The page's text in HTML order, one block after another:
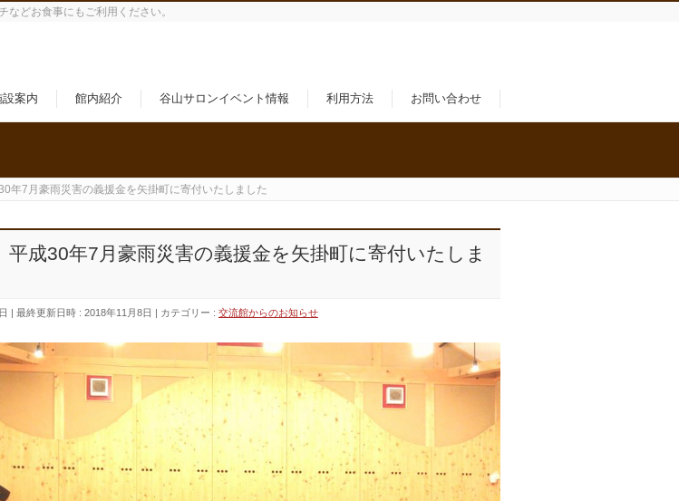
どお食事にもご利用ください。
案内 館内紹介 谷山サロンイベント情報 利用方法 お問い合わせ
年7月豪雨災害の義援金を矢掛町に寄付いたしました
平成30年7月豪雨災害の義援金を矢掛町に寄付いたしま
最終更新日時 : 2018年11月8日 カテゴリー : 交流館からのお知らせ